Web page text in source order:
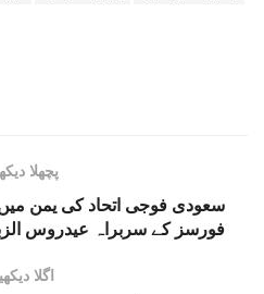
پچھلا
سعودی فوجی اتحاد کی یمن
فورسز کے سربراہ عیدروس
اگلا